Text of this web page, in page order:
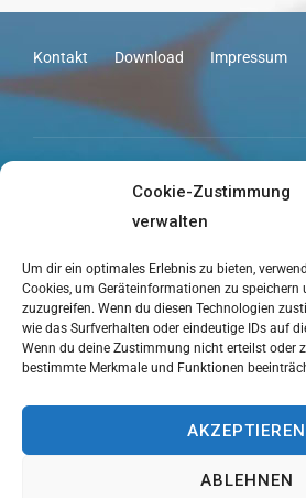
Cookie-Zustimmung
verwalten
Um dir ein optimales Erlebnis zu bieten,
Cookies, um Geräteinformationen zu
zuzugreifen. Wenn du diesen Technologien
wie das Surfverhalten oder eindeutige IDs auf
Wenn du deine Zustimmung nicht erteilst oder
bestimmte Merkmale und Funktionen
AKZEPTIEREN
ABLEHNEN
Kontakt Download Impressum
Inspiro Theme